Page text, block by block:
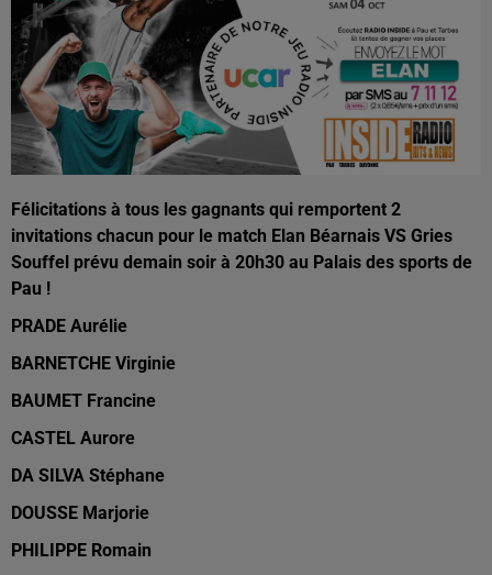
Félicitations à tous les gagnants qui remportent 2
invitations chacun pour le match Elan Béarnais VS Gries
Souffel prévu demain soir à 20h30 au Palais des sports de
Pau !
PRADE Aurélie
BARNETCHE Virginie
BAUMET Francine
CASTEL Aurore
DA SILVA Stéphane
DOUSSE Marjorie
PHILIPPE Romain